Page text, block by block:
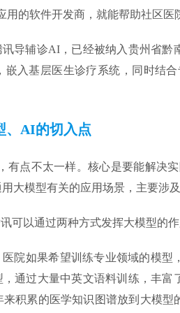
用的软件开发商，就能帮助社区医
导辅诊AI，已经被纳入贵州省黔
入基层医生诊疗系统，同时结
、AI的切入点
有点不太一样。核心是要能解决
大模型有关的应用场景，主要涉
可以通过两种方式发挥大模型的作
医院如果希望训练专业领域的模型
通过大量中英文语料训练，丰
积累的医学知识图谱放到大模型